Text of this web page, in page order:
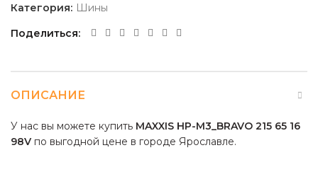
Категория: Шины
Поделиться
ОПИСАНИЕ
У нас вы можете купить MAXXIS HP-M3_BRAVO 215 65 16
98V по выгодной цене в городе Ярославле.